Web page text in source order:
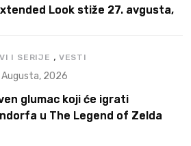
Look stiže 27. avgusta,
I SERIJE , VESTI
Augusta, 2026
glumac koji će igrati
u The Legend of Zelda